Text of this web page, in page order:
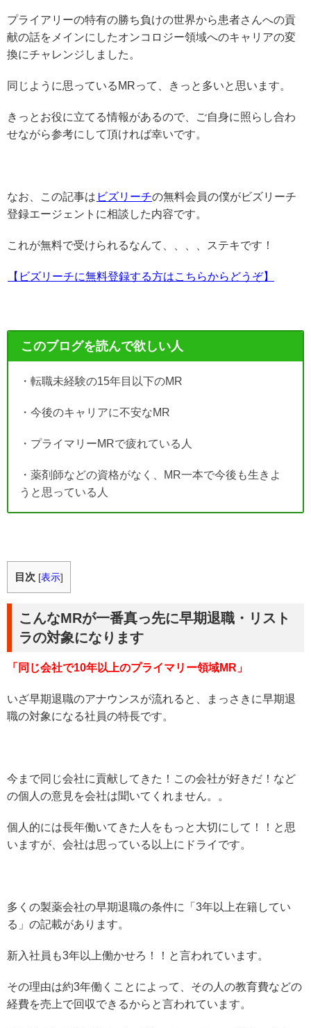
プライアリーの特有の勝ち負けの世界から患者さんへの貢
献の話をメインにしたオンコロジー領域へのキャリアの変
換にチャレンジしました。
同じように思っているMRって、きっと多いと思います。
きっとお役に立てる情報があるので、ご自身に照らし合わ
せながら参考にして頂ければ幸いです。
なお、この記事は ビズリーチの無料会員の僕がビズリーチ
登録エージェントに相談した内容です。
これが無料で受けられるなんて、、、、ステキです！
【ビズリーチに無料登録する方はこちらからどうぞ】
このブログを読んで欲しい人
・転職未経験の15年目以下のMR
・今後のキャリアに不安なMR
・プライマリーMRで疲れている人
・薬剤師などの資格がなく、MR一本で今後も生きよ
うと思っている人
目次 [表示]
こんなMRが一番真っ先に早期退職・リスト
ラの対象になります
「同じ会社で10年以上のプライマリー領域MR」
いざ早期退職のアナウンスが流れると、まっさきに早期退
職の対象になる社員の特長です。
今まで同じ会社に貢献してきた！この会社が好きだ！など
の個人の意見を会社は聞いてくれません。。
個人的には長年働いてきた人をもっと大切にして！！と思
いますが、会社は思っている以上にドライです。
多くの製薬会社の早期退職の条件に「3年以上在籍してい
る」の記載があります。
新入社員も3年以上働かせろ！！と言われています。
その理由は約3年働くことによって、その人の教育費などの
経費を売上で回収できるからと言われています。